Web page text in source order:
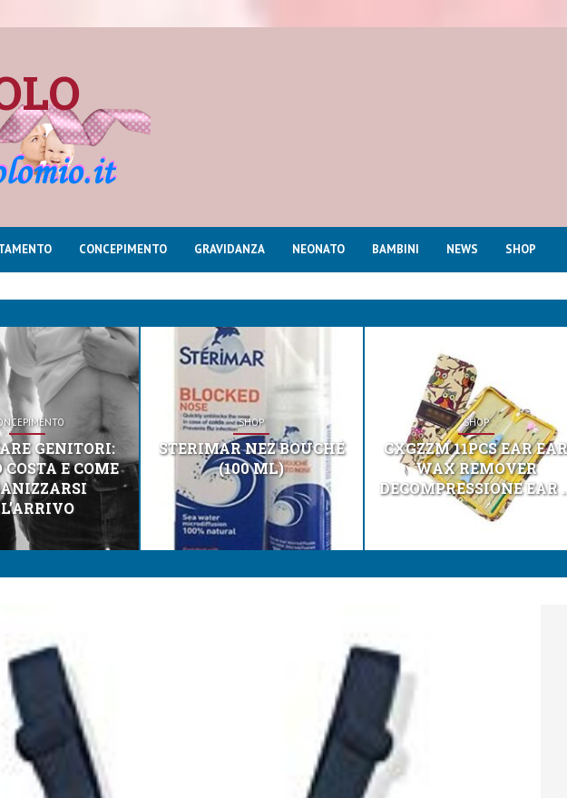
CONCEPIMENTO GRAVIDANZA NEONATO BAMBINI NEWS SHOP
GENITORI:
E COME
SHOP
STERIMAR NEZ BOUCHÉ
(100 ML)
SHOP
CXGZZM 11PCS EAR
WAX REMOVER
DECOMPRESSIONE EAR